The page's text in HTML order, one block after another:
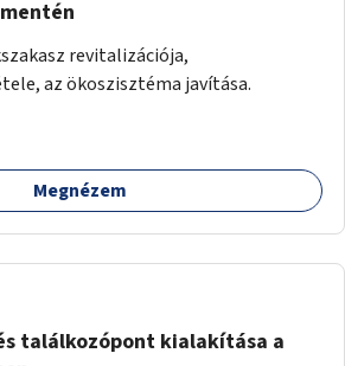
revitalizációja,
az ökoszisztéma javítása.
Megnézem
találkozópont kialakítása a